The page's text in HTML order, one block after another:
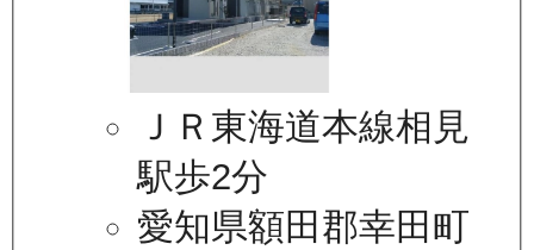
ＪＲ東海道本線相見
駅歩2分
愛知県額田郡幸田町